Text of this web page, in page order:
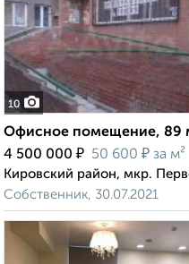
10
Офисное помещение, 89
4 500 000 ₽ 50 600 ₽ за м²
Кировский район, мкр.
Собственник, 30.07.2021